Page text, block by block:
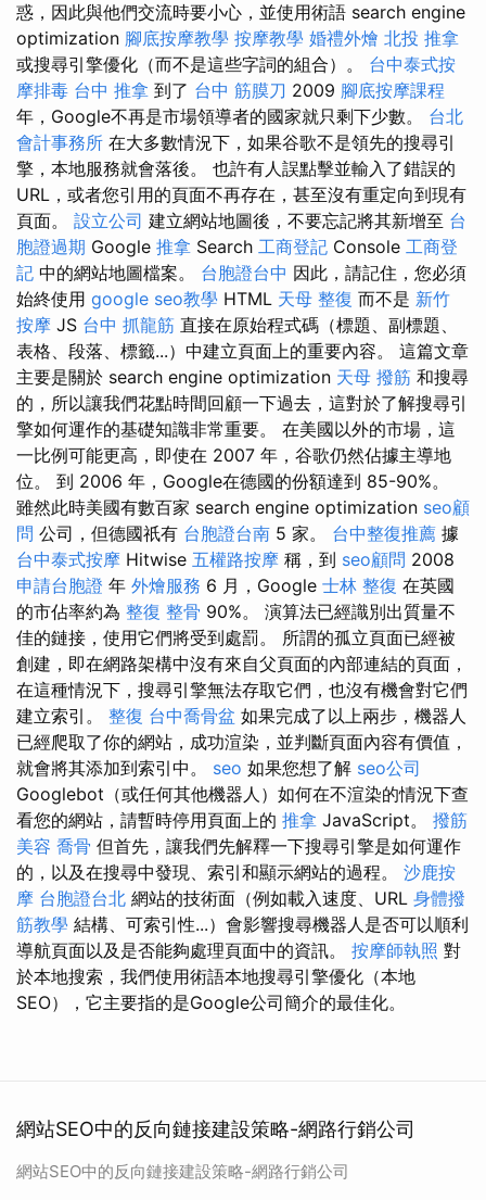
惑，因此與他們交流時要小心，並使用術語 search engine
optimization 腳底按摩教學 按摩教學 婚禮外燴 北投 推拿
或搜尋引擎優化（而不是這些字詞的組合）。 台中泰式按
摩排毒 台中 推拿 到了 台中 筋膜刀 2009 腳底按摩課程
年，Google不再是市場領導者的國家就只剩下少數。 台北
會計事務所 在大多數情況下，如果谷歌不是領先的搜尋引
擎，本地服務就會落後。 也許有人誤點擊並輸入了錯誤的
URL，或者您引用的頁面不再存在，甚至沒有重定向到現有
頁面。 設立公司 建立網站地圖後，不要忘記將其新增至 台
胞證過期 Google 推拿 Search 工商登記 Console 工商登
記 中的網站地圖檔案。 台胞證台中 因此，請記住，您必須
始終使用 google seo教學 HTML 天母 整復 而不是 新竹
按摩 JS 台中 抓龍筋 直接在原始程式碼（標題、副標題、
表格、段落、標籤...）中建立頁面上的重要內容。 這篇文章
主要是關於 search engine optimization 天母 撥筋 和搜尋
的，所以讓我們花點時間回顧一下過去，這對於了解搜尋引
擎如何運作的基礎知識非常重要。 在美國以外的市場，這
一比例可能更高，即使在 2007 年，谷歌仍然佔據主導地
位。 到 2006 年，Google在德國的份額達到 85-90%。
雖然此時美國有數百家 search engine optimization seo顧
問 公司，但德國祇有 台胞證台南 5 家。 台中整復推薦 據
台中泰式按摩 Hitwise 五權路按摩 稱，到 seo顧問 2008
申請台胞證 年 外燴服務 6 月，Google 士林 整復 在英國
的市佔率約為 整復 整骨 90%。 演算法已經識別出質量不
佳的鏈接，使用它們將受到處罰。 所謂的孤立頁面已經被
創建，即在網路架構中沒有來自父頁面的內部連結的頁面，
在這種情況下，搜尋引擎無法存取它們，也沒有機會對它們
建立索引。 整復 台中喬骨盆 如果完成了以上兩步，機器人
已經爬取了你的網站，成功渲染，並判斷頁面內容有價值，
就會將其添加到索引中。 seo 如果您想了解 seo公司
Googlebot（或任何其他機器人）如何在不渲染的情況下查
看您的網站，請暫時停用頁面上的 推拿 JavaScript。 撥筋
美容 喬骨 但首先，讓我們先解釋一下搜尋引擎是如何運作
的，以及在搜尋中發現、索引和顯示網站的過程。 沙鹿按
摩 台胞證台北 網站的技術面（例如載入速度、URL 身體撥
筋教學 結構、可索引性...）會影響搜尋機器人是否可以順利
導航頁面以及是否能夠處理頁面中的資訊。 按摩師執照 對
於本地搜索，我們使用術語本地搜尋引擎優化（本地
SEO），它主要指的是Google公司簡介的最佳化。
網站SEO中的反向鏈接建設策略-網路行銷公司
網站SEO中的反向鏈接建設策略-網路行銷公司